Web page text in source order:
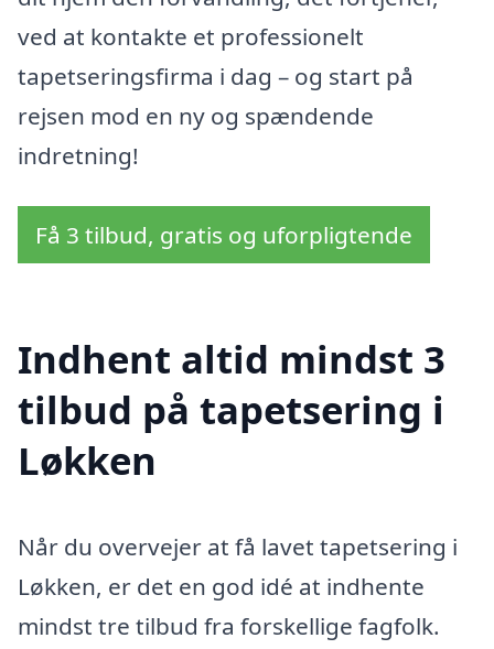
ved at kontakte et professionelt
tapetseringsfirma i dag – og start på
rejsen mod en ny og spændende
indretning!
Få 3 tilbud, gratis og uforpligtende
Indhent altid mindst 3
tilbud på tapetsering i
Løkken
Når du overvejer at få lavet tapetsering i
Løkken, er det en god idé at indhente
mindst tre tilbud fra forskellige fagfolk.